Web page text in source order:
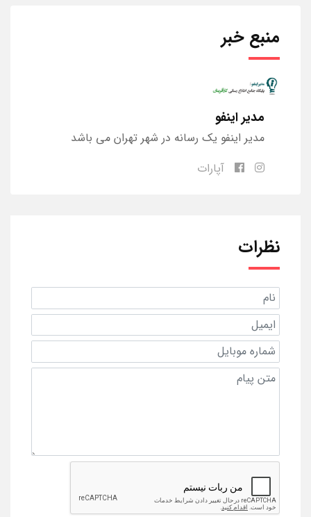
منبع خبر
مدیر اینفو
مدیر اینفو یک رسانه در شهر تهران می باشد
آپارات
نظرات